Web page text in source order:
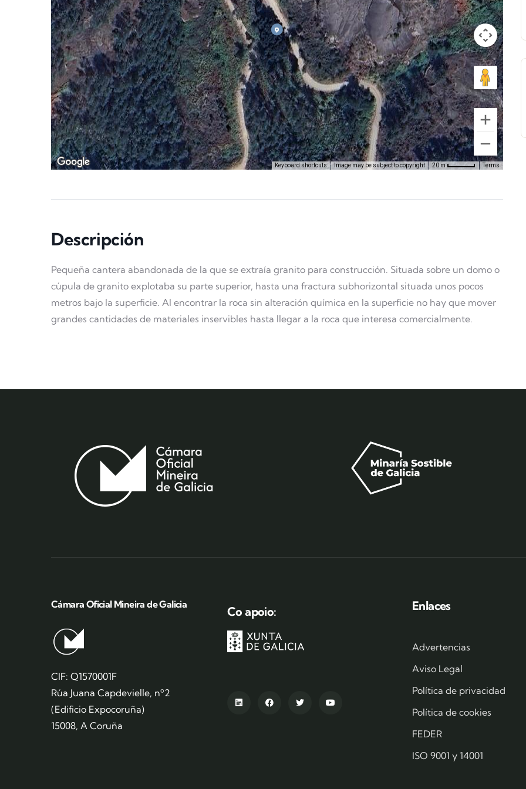
Keyboard shortcuts Image may be subject to copyright 20 m Terms
Descripción
Pequeña cantera abandonada de la que se extraía granito para construcción. Situada sobre un domo o
cúpula de granito explotaba su parte superior, hasta una fractura subhorizontal situada unos pocos
metros bajo la superficie. Al encontrar la roca sin alteración química en la superficie no hay que mover
grandes cantidades de materiales inservibles hasta llegar a la roca que interesa comercialmente.
Cámara Oficial Mineira de Galicia
CIF: Q1570001F
Rúa Juana Capdevielle, nº2
(Edificio Expocoruña)
15008, A Coruña
Co apoio: Enlaces
Advertencias
Aviso Legal
Política de privacidad
Política de cookies
FEDER
ISO 9001 y 14001